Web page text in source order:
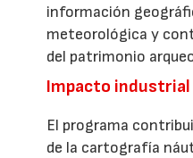
información
meteorológica y
del patrimonio
Impacto industrial
El programa
de la cartografía